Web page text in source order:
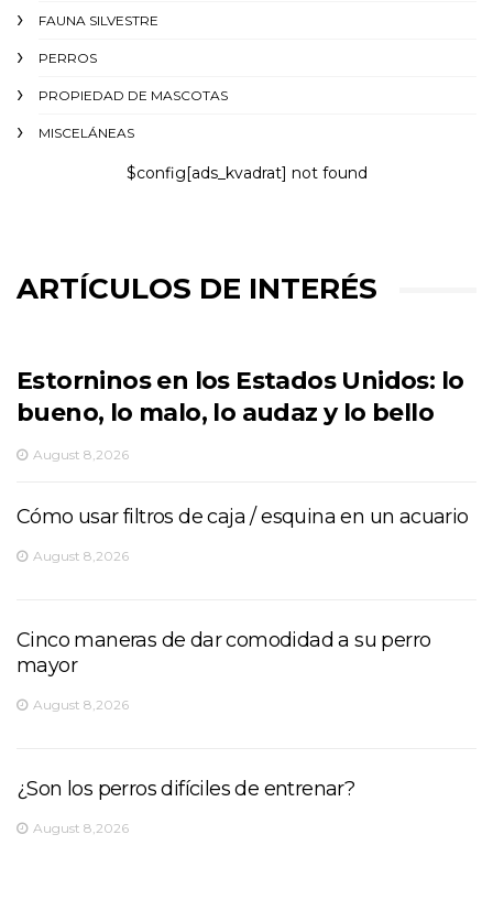
FAUNA SILVESTRE
PERROS
PROPIEDAD DE MASCOTAS
MISCELÁNEAS
$config[ads_kvadrat] not found
ARTÍCULOS DE INTERÉS
Estorninos en los Estados Unidos: lo
bueno, lo malo, lo audaz y lo bello
August 8,2026
Cómo usar filtros de caja / esquina en un acuario
August 8,2026
Cinco maneras de dar comodidad a su perro
mayor
August 8,2026
¿Son los perros difíciles de entrenar?
August 8,2026